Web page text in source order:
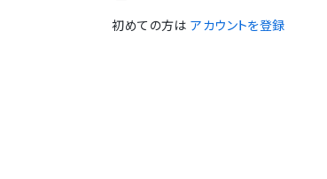
初めての方はアカウントを登録